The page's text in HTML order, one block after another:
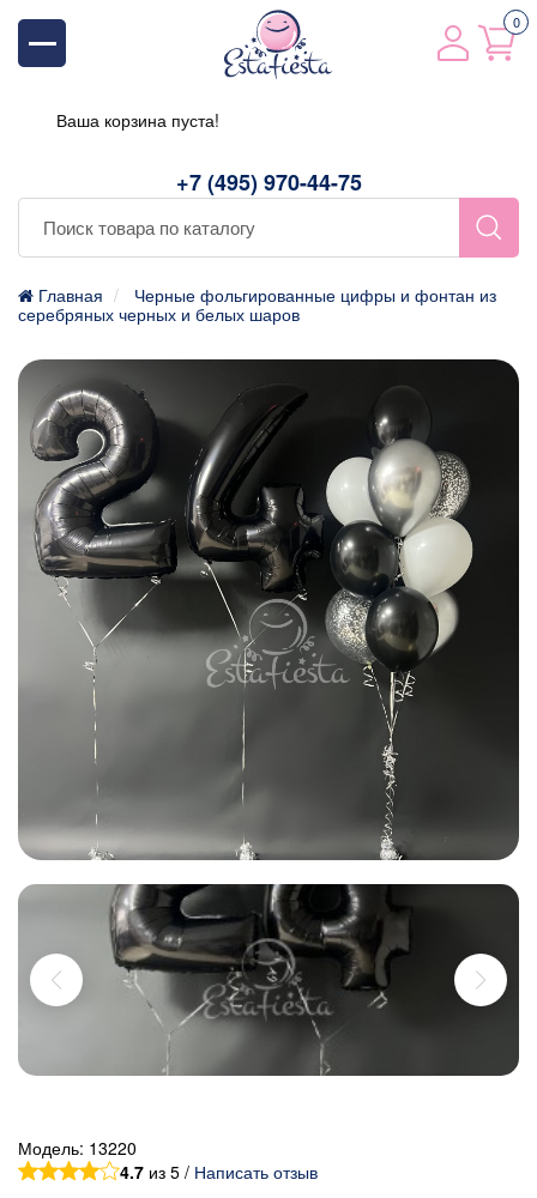
+7 (495) 970-44-75
0
Ваша корзина пуста!
Главная
Черные фольгированные цифры и фонтан из
серебряных черных и белых шаров
Модель: 13220
4.7 из 5 / Написать отзыв